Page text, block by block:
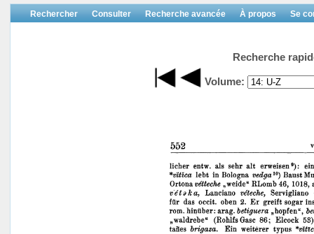
Rechercher Consulter Recherche avancée À propos Se
Recherche
Volume: